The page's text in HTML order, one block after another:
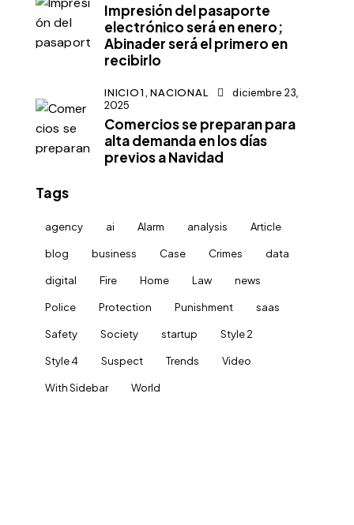
Impresión del pasaporte
electrónico será en enero;
Abinader será el primero en
recibirlo
INICIO1,NACIONAL
diciembre 23,
2025
Comercios se preparan para
alta demanda en los días
previos a Navidad
Tags
agency ai Alarm analysis Article
blog business Case Crimes data
digital Fire Home Law news
Police Protection Punishment saas
Safety Society startup Style 2
Style 4 Suspect Trends Video
With Sidebar World